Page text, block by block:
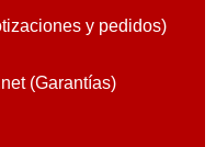
y pedidos)
(Garantías)